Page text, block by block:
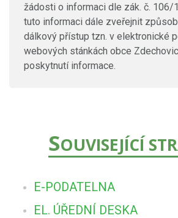
žádosti o informaci dle zák. č. 106/
tuto informaci dále zveřejnit
dálkový přístup tzn. v elektronické
webových stánkách obce
poskytnutí informace.
SOUVISEJÍCÍ
E-PODATELNA
EL. ÚŘEDNÍ DESKA